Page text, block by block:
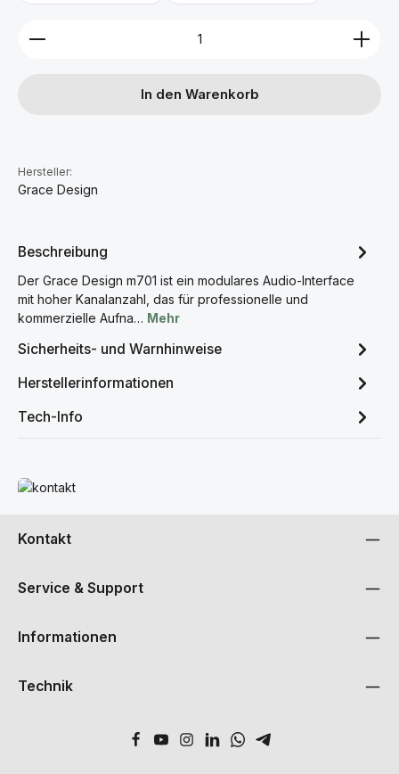
Produkt Anzahl: Gib den gewünschten Wert ein
In den Warenkorb
Hersteller:
Grace Design
Beschreibung
Der Grace Design m701 ist ein modulares Audio-Interface
mit hoher Kanalanzahl, das für professionelle und
kommerzielle Aufna… Mehr
Sicherheits- und Warnhinweise
Herstellerinformationen
Tech-Info
Mehr erfahren
Kontakt
Service & Support
Informationen
Technik